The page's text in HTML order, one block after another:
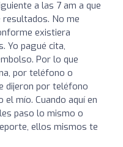
a las 7 am a que
No me
existiera
Yo pagué cita,
Por lo que
por teléfono o
dijeron por teléfono
mío. Cuando aquí en
paso lo mismo o
ellos mismos te